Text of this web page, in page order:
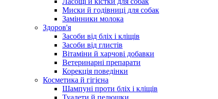
Миски й годівниці для собак
Замінники молока
Здоров'я
Засоби від бліх і кліщів
Засоби від глистів
Вітаміни й харчові добавки
Ветеринарні препарати
Корекція поведінки
Косметика й гігієна
Шампуні проти бліх і кліщів